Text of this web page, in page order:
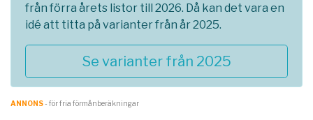
från förra årets listor till 2026. Då kan det vara en
idé att titta på varianter från år 2025.
Se varianter från 2025
ANNONS- för fria förmånberäkningar